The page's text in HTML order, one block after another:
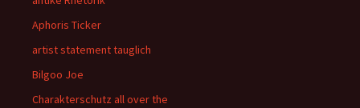
Aphoris Ticker
artist statement tauglich
Bilgoo Joe
Charakterschutz all over the